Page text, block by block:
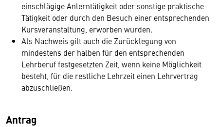
einschlägige Anlerntätigkeit oder sonstige praktische
Tätigkeit oder durch den Besuch einer entsprechenden
Kursveranstaltung, erworben wurden.
Als Nachweis gilt auch die Zurücklegung von
mindestens der halben für den entsprechenden
Lehrberuf festgesetzten Zeit, wenn keine Möglichkeit
besteht, für die restliche Lehrzeit einen Lehrvertrag
abzuschließen.
Antrag